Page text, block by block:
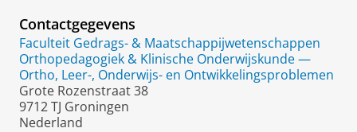
Contactgegevens
Faculteit Gedrags- & Maatschappijwetenschappen
Orthopedagogiek & Klinische Onderwijskunde —
Ortho, Leer-, Onderwijs- en Ontwikkelingsproblemen
Grote Rozenstraat 38
9712 TJ Groningen
Nederland